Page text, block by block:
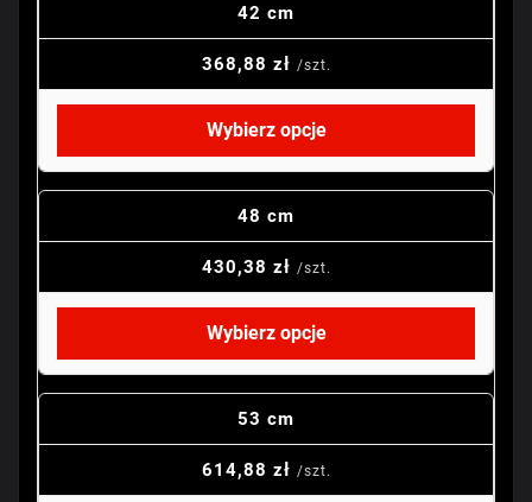
42 cm
368,88 zł /szt.
Wybierz opcje
48 cm
430,38 zł /szt.
Wybierz opcje
53 cm
614,88 zł /szt.